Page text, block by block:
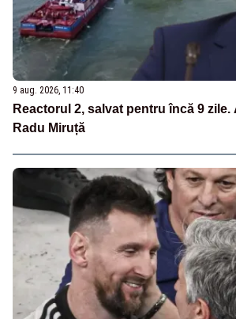
9 aug. 2026, 11:40
Reactorul 2, salvat pentru încă 9
Radu Miruță